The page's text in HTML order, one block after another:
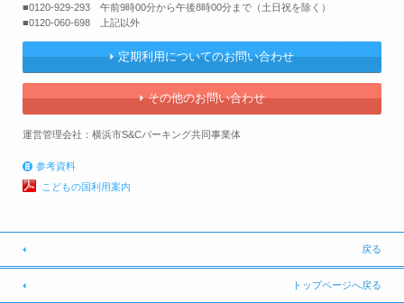
■0120-929-293 午前9時00分から午後8時00分まで（土日祝を除く）
■0120-060-698 上記以外
定期利用についてのお問い合わせ
その他のお問い合わせ
運営管理会社：横浜市S&Cパーキング共同事業体
参考資料
こどもの国利用案内
戻る
トップページへ戻る